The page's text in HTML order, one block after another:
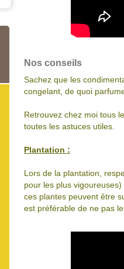
Nos conseils
Sachez que les
congelant, de quoi
Retrouvez chez moi tous
toutes les astuces utiles.
Plantation :
Lors de la plantation,
pour les plus
ces plantes peuvent être
est préférable de ne pas